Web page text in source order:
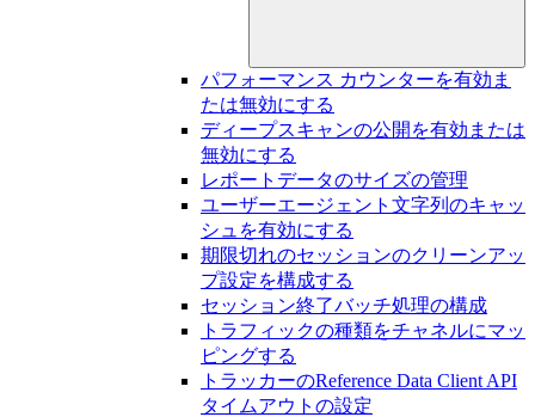
パフォーマンス カウンターを有効ま
たは無効にする
ディープスキャンの公開を有効または
無効にする
レポートデータのサイズの管理
ユーザーエージェント文字列のキャッ
シュを有効にする
期限切れのセッションのクリーンアッ
プ設定を構成する
セッション終了バッチ処理の構成
トラフィックの種類をチャネルにマッ
ピングする
トラッカーのReference Data Client API
タイムアウトの設定